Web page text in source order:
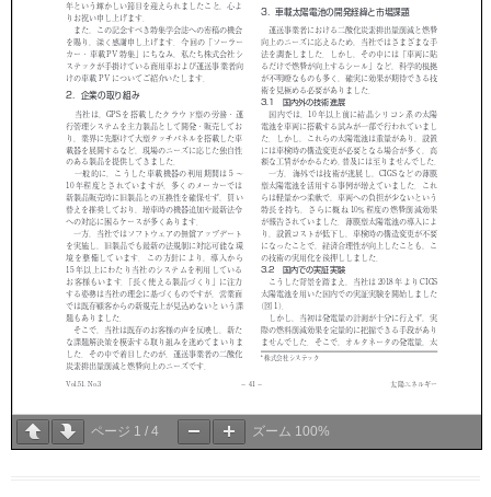
ページ 1 / 4 ズーム 100%